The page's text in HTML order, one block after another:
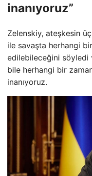
inanıyoruz”
Zelenskiy, ateşkesin
ile savaşta herhangi
edilebileceğini söyledi
bile herhangi bir
inanıyoruz.